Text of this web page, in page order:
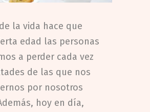
la vida hace que
edad las personas
a perder cada vez
de las que nos
por nosotros
hoy en día,